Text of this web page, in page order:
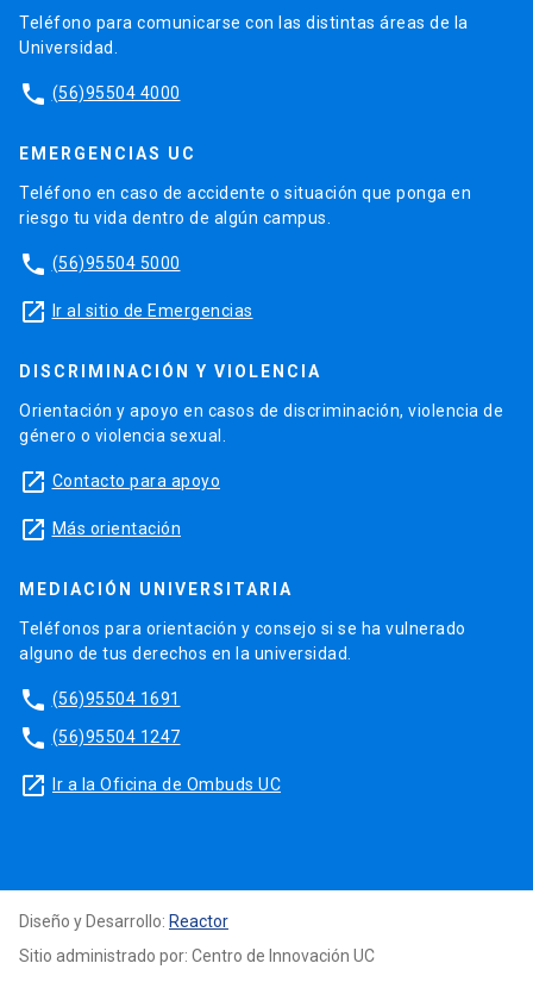
Teléfono para comunicarse con las distintas áreas de la
Universidad.
phone (56)95504 4000
EMERGENCIAS UC
Teléfono en caso de accidente o situación que ponga en
riesgo tu vida dentro de algún campus.
phone (56)95504 5000
launch Ir al sitio de Emergencias
DISCRIMINACIÓN Y VIOLENCIA
Orientación y apoyo en casos de discriminación, violencia de
género o violencia sexual.
launch Contacto para apoyo
launch Más orientación
MEDIACIÓN UNIVERSITARIA
Teléfonos para orientación y consejo si se ha vulnerado
alguno de tus derechos en la universidad.
phone (56)95504 1691
phone (56)95504 1247
launch Ir a la Oficina de Ombuds UC
Diseño y Desarrollo: Reactor
Sitio administrado por: Centro de Innovación UC